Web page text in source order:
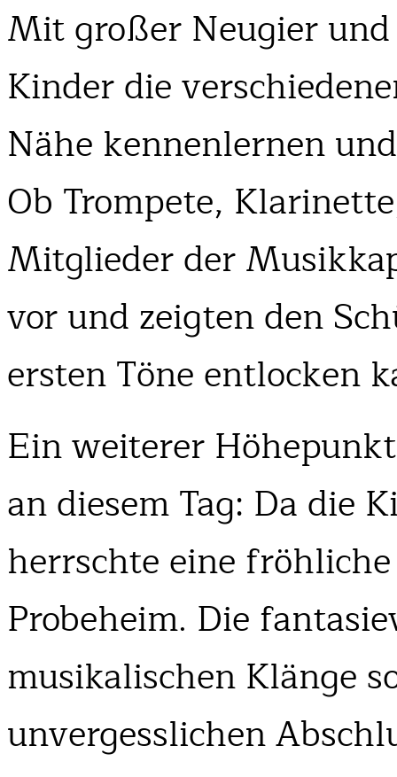
Mit großer Neugier
Kinder die
Nähe kennenlernen
Ob Trompete,
Mitglieder der
vor und zeigten den
ersten Töne entlocken
Ein weiterer
an diesem Tag: Da die
herrschte eine
Probeheim. Die
musikalischen Klänge
unvergesslichen